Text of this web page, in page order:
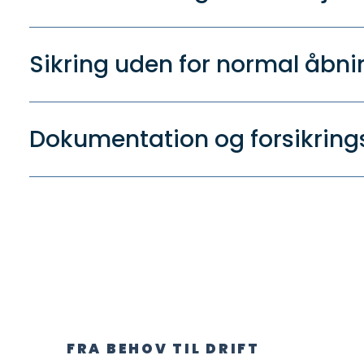
Sikring uden for normal
Dokumentation og
FRA BEHOV TIL DRIFT